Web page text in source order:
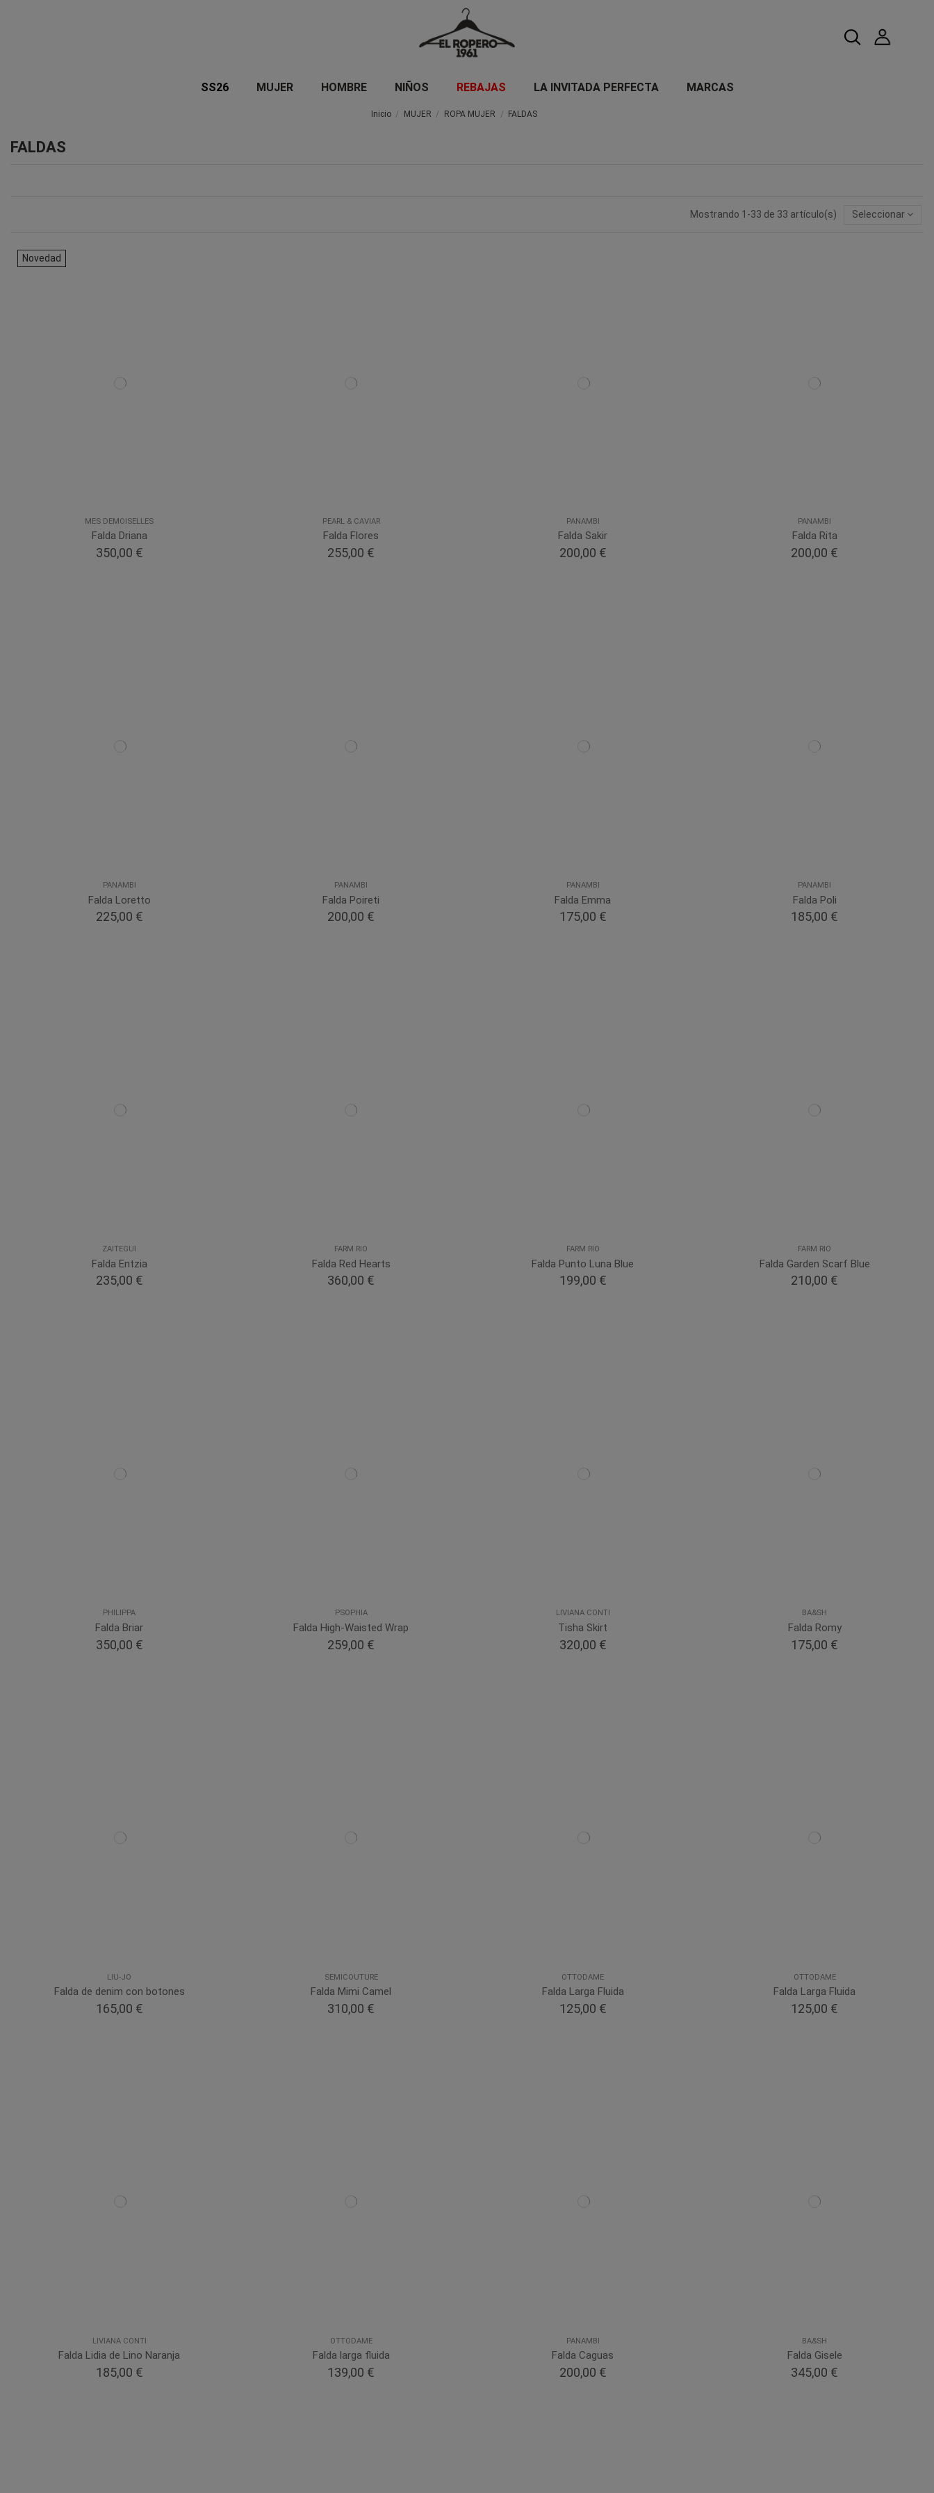
SS26 MUJER HOMBRE NIÑOS REBAJAS LA INVITADA PERFECTA MARCAS
Inicio MUJER ROPA MUJER FALDAS
FALDAS
Mostrando 1-33 de 33 artículo(s) Seleccionar
Novedad
MES DEMOISELLES
Falda Driana
350,00 €
PEARL & CAVIAR
Falda Flores
255,00 €
PANAMBI
Falda Sakir
200,00 €
PANAMBI
Falda Rita
200,00 €
PANAMBI
Falda Loretto
225,00 €
PANAMBI
Falda Poireti
200,00 €
PANAMBI
Falda Emma
175,00 €
PANAMBI
Falda Poli
185,00 €
ZAITEGUI
Falda Entzia
235,00 €
FARM RIO
Falda Red Hearts
360,00 €
FARM RIO
Falda Punto Luna Blue
199,00 €
FARM RIO
Falda Garden Scarf Blue
210,00 €
PHILIPPA
Falda Briar
350,00 €
PSOPHIA
Falda High-Waisted Wrap
259,00 €
LIVIANA CONTI
Tisha Skirt
320,00 €
BA&SH
Falda Romy
175,00 €
LIU-JO
Falda de denim con botones
165,00 €
SEMICOUTURE
Falda Mimi Camel
310,00 €
OTTODAME
Falda Larga Fluida
125,00 €
OTTODAME
Falda Larga Fluida
125,00 €
LIVIANA CONTI
Falda Lidia de Lino Naranja
185,00 €
OTTODAME
Falda larga fluida
139,00 €
PANAMBI
Falda Caguas
200,00 €
BA&SH
Falda Gisele
345,00 €